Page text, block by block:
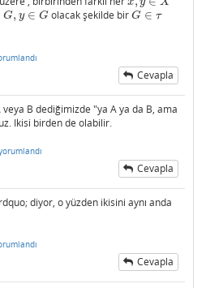
G, y ∈ G
,y∈ G olacak şekilde birG ∈ τ
G∈τ
Cevapla
B dediğimizde "ya A ya da B, ama
Ikisi birden de olabilir.
Cevapla
diyor, o yüzden ikisini aynı anda
Cevapla